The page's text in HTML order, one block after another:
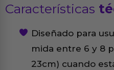
Características
Diseñado para
mida entre 6 y 8
23cm) cuando